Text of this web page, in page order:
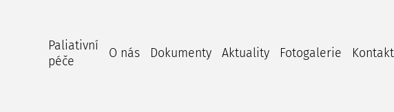
Paliativní
péče
O nás Dokumenty Aktuality Fotogalerie